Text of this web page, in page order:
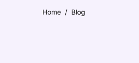
Home / Blog